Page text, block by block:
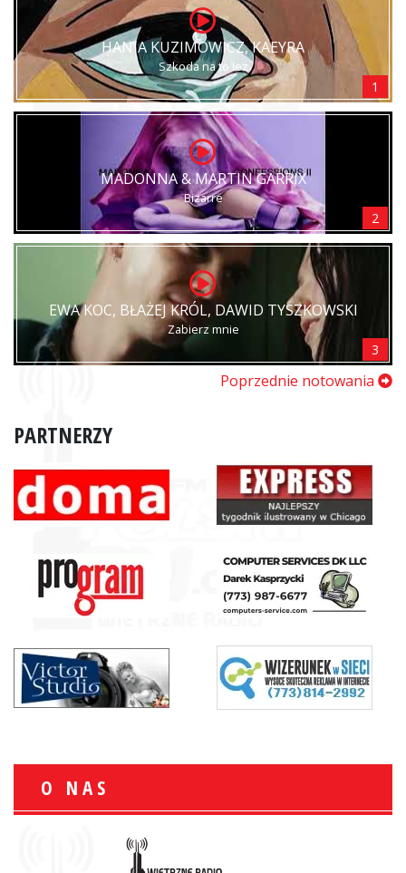
HANIA KUZIMOWICZ, KAEYRA
Szkoda na to łez
1
MADONNA & MARTIN GARRIX
Bizarre
2
EWA KOC, BŁAŻEJ KRÓL, DAWID TYSZKOWSKI
Zabierz mnie
3
Poprzednie notowania
PARTNERZY
O NAS